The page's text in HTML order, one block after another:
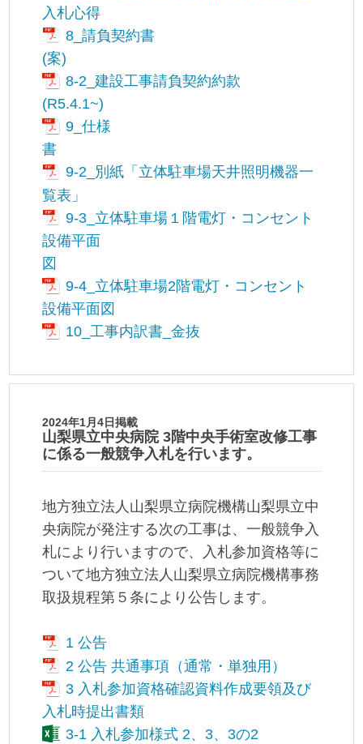
入札心得
8_請負契約書
(案)
8-2_建設工事請負契約約款
(R5.4.1~)
9_仕様
書
9-2_別紙「立体駐車場天井照明機器一
覧表」
9-3_立体駐車場１階電灯・コンセント
設備平面
図
9-4_立体駐車場2階電灯・コンセント
設備平面図
10_工事内訳書_金抜
2024年1月4日掲載
山梨県立中央病院 3階中央手術室改修工事
に係る一般競争入札を行います。
地方独立法人山梨県立病院機構山梨県立中
央病院が発注する次の工事は、一般競争入
札により行いますので、入札参加資格等に
ついて地方独立法人山梨県立病院機構事務
取扱規程第５条により公告します。
1 公告
2 公告 共通事項（通常・単独用）
3 入札参加資格確認資料作成要領及び
入札時提出書類
3-1 入札参加様式 2、3、3の2